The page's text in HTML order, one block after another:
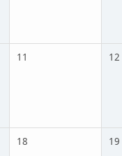
11 12
18 19